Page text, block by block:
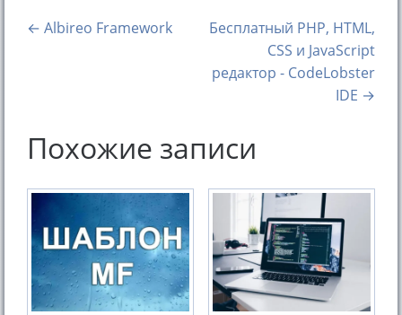
← Albireo Framework
Бесплатный PHP, HTML,
CSS и JavaScript
редактор - CodeLobster
IDE →
Похожие записи